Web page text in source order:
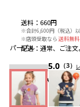
パープル
送料 ： 660円
※合計6,600円（税込）
※店頭受取なら 送料無料
配送： 通常、ご注
5.0 （3）
お気に入りアイテ